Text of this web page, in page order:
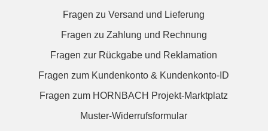
Fragen zu Versand und Lieferung
Fragen zu Zahlung und Rechnung
Fragen zur Rückgabe und Reklamation
Fragen zum Kundenkonto & Kundenkonto-ID
Fragen zum HORNBACH Projekt-Marktplatz
Muster-Widerrufsformular